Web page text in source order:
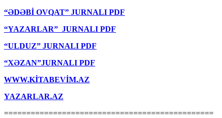
“ƏDƏBİ OVQAT” JURNALI PDF
“YAZARLAR” JURNALI PDF
“ULDUZ” JURNALI PDF
“XƏZAN”JURNALI PDF
WWW.KİTABEVİM.AZ
YAZARLAR.AZ
===============================================